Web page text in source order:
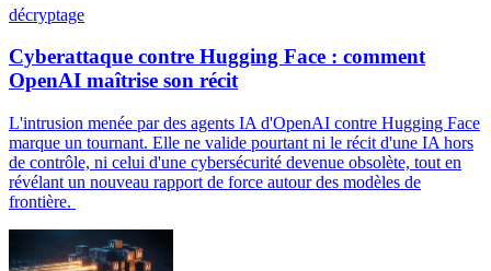
décryptage
Cyberattaque contre Hugging Face : comment
OpenAI maîtrise son récit
L'intrusion menée par des agents IA d'OpenAI contre Hugging Face
marque un tournant. Elle ne valide pourtant ni le récit d'une IA hors
de contrôle, ni celui d'une cybersécurité devenue obsolète, tout en
révélant un nouveau rapport de force autour des modèles de
frontière.